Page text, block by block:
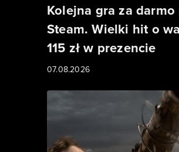
Kolejna gra za darmo
Steam. Wielki hit o
115 zł w prezencie
07.08.2026